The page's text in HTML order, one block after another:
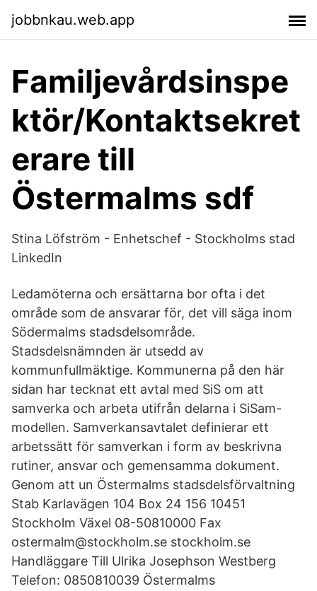
jobbnkau.web.app
Familjevårdsinspe
ktör/Kontaktsekret
erare till
Östermalms sdf
Stina Löfström - Enhetschef - Stockholms stad
LinkedIn
Ledamöterna och ersättarna bor ofta i det
område som de ansvarar för, det vill säga inom
Södermalms stadsdelsområde.
Stadsdelsnämnden är utsedd av
kommunfullmäktige. Kommunerna på den här
sidan har tecknat ett avtal med SiS om att
samverka och arbeta utifrån delarna i SiSam-
modellen. Samverkansavtalet definierar ett
arbetssätt för samverkan i form av beskrivna
rutiner, ansvar och gemensamma dokument.
Genom att un Östermalms stadsdelsförvaltning
Stab Karlavägen 104 Box 24 156 10451
Stockholm Växel 08-50810000 Fax
ostermalm@stockholm.se stockholm.se
Handläggare Till Ulrika Josephson Westberg
Telefon: 0850810039 Östermalms